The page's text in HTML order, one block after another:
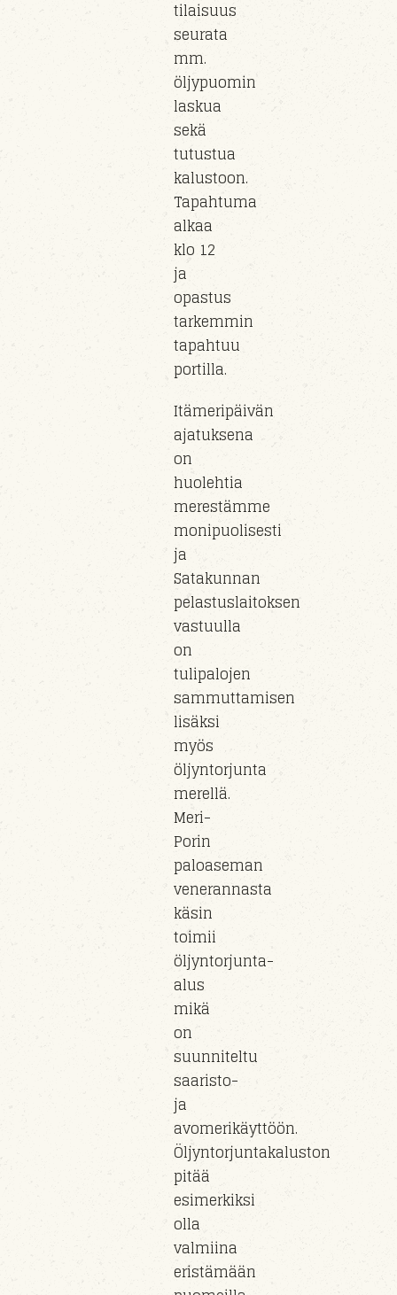
tilaisuus
seurata
mm.
öljypuomin
laskua
sekä
tutustua
kalustoon.
Tapahtuma
alkaa
klo 12
ja
opastus
tarkemmin
tapahtuu
portilla.
Itämeripäivän
ajatuksena
on
huolehtia
merestämme
monipuolisesti
ja
Satakunnan
pelastuslaitoksen
vastuulla
on
tulipalojen
sammuttamisen
lisäksi
myös
öljyntorjunta
merellä.
Meri-
Porin
paloaseman
venerannasta
käsin
toimii
öljyntorjunta-
alus
mikä
on
suunniteltu
saaristo-
ja
avomerikäyttöön.
Öljyntorjuntakaluston
pitää
esimerkiksi
olla
valmiina
eristämään